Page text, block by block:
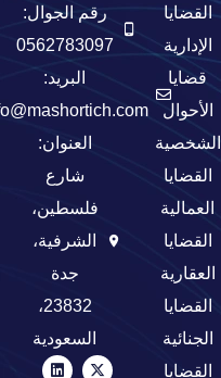
القضايا
الإدارية
قضايا
الأحوال
الشخصية
القضايا
العمالية
القضايا
العقارية
القضايا
الجنائية
القضايا
رقم الجوال:
0562783097
البريد:
العنوان:
شارع
فلسطين،
الشرفية،
جدة
23832،
السعودية